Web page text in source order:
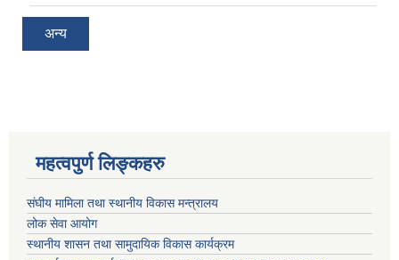
अन्य
महत्वपुर्ण लिङ्कहरु
संघीय मामिला तथा स्थानीय विकास मन्त्रालय
लोक सेवा आयोग
स्थानीय शासन तथा सामुदायिक विकास कार्यक्रम